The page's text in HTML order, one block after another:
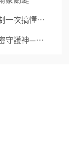
一次搞懂⋯
守護神—⋯